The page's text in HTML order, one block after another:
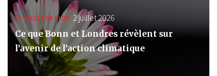
BILLET DE BLOG 2 juillet 2026
Ce que Bonn et Londres révèlent sur
l’avenir de l’action climatique